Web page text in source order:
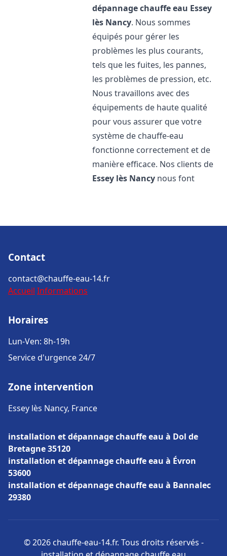
dépannage chauffe eau Essey
lès Nancy. Nous sommes
équipés pour gérer les
problèmes les plus courants,
tels que les fuites, les pannes,
les problèmes de pression, etc.
Nous travaillons avec des
équipements de haute qualité
pour vous assurer que votre
système de chauffe-eau
fonctionne correctement et de
manière efficace. Nos clients de
Essey lès Nancy nous font
Contact
contact@chauffe-eau-14.fr
Accueil Informations
Horaires
Lun-Ven: 8h-19h
Service d'urgence 24/7
Zone intervention
Essey lès Nancy, France
installation et dépannage chauffe eau à Dol de
Bretagne 35120
installation et dépannage chauffe eau à Évron
53600
installation et dépannage chauffe eau à Bannalec
29380
© 2026 chauffe-eau-14.fr. Tous droits réservés -